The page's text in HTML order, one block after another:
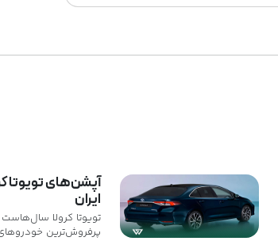
ایران
تویوتا کرولا
پرفروش‌ترین خودروهای